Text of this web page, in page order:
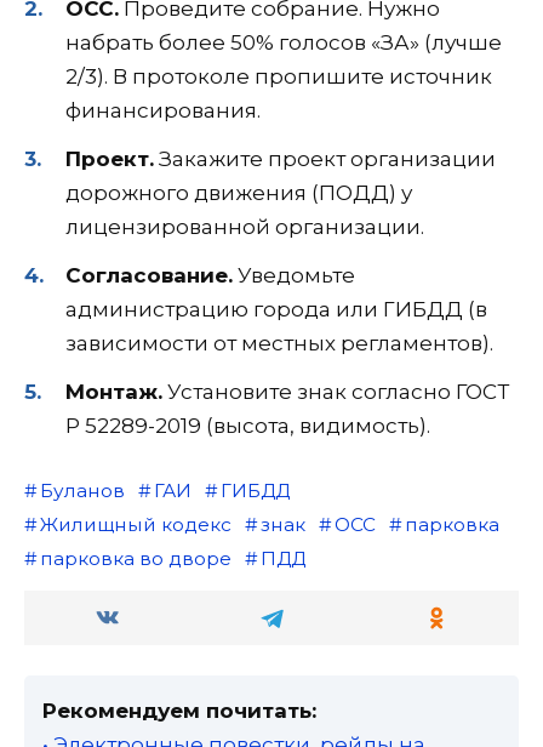
ОСС. Проведите собрание. Нужно
набрать более 50% голосов «ЗА» (лучше
2/3). В протоколе пропишите источник
финансирования.
Проект. Закажите проект организации
дорожного движения (ПОДД) у
лицензированной организации.
Согласование. Уведомьте
администрацию города или ГИБДД (в
зависимости от местных регламентов).
Монтаж. Установите знак согласно ГОСТ
Р 52289-2019 (высота, видимость).
Буланов ГАИ
ГИБДД
Жилищный кодекс
знак ОСС
парковка
парковка во дворе
ПДД
Рекомендуем почитать: